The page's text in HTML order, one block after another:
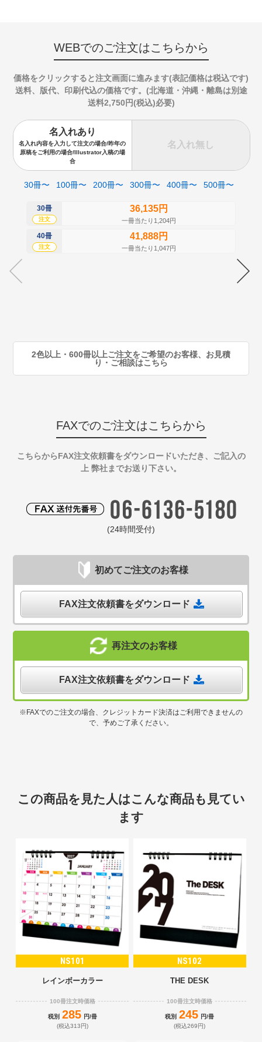
WEBでのご注文はこちらから
価格をクリックすると注文画面に進みます(表記価格は税込です)
送料、版代、印刷代込の価格です。(北海道・沖縄・離島は別途
送料2,750円(税込)必要)
名入れあり
名入れ内容を入力して注文の場合/昨年の
原稿をご利用の場合/Illustrator入稿の場
合
名入れ無し
30冊〜 100冊〜 200冊〜 300冊〜 400冊〜 500冊〜
30冊
注文
36,135円
一冊当たり1,204円
40冊
注文
41,888円
一冊当たり1,047円
2色以上・600冊以上ご注文をご希望のお客様、お見積
り・ご相談はこちら
FAXでのご注文はこちらから
こちらからFAX注文依頼書をダウンロードいただき、ご記入の
上 弊社までお送り下さい。
(24時間受付)
初めてご注文のお客様
FAX注文依頼書をダウンロード
再注文のお客様
FAX注文依頼書をダウンロード
※FAXでのご注文の場合、クレジットカード決済はご利用できませんの
で、予めご了承ください。
この商品を見た人はこんな商品も見てい
ます
NS101
レインボーカラー
100冊注文時価格
税別 285 円/冊
(税込313円)
NS102
THE DESK
100冊注文時価格
税別 245 円/冊
(税込269円)